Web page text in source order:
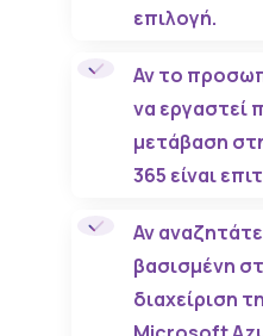
επιλογή.
Αν το
να εργαστεί
μετάβαση
365 είναι
Αν
βασισμένη
διαχείριση